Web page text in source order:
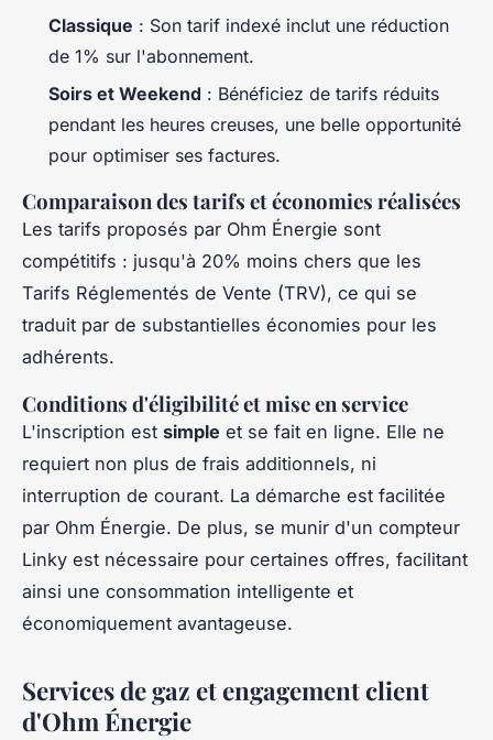
Classique : Son tarif indexé inclut une réduction
de 1% sur l'abonnement.
Soirs et Weekend : Bénéficiez de tarifs réduits
pendant les heures creuses, une belle opportunité
pour optimiser ses factures.
Comparaison des tarifs et économies réalisées
Les tarifs proposés par Ohm Énergie sont
compétitifs : jusqu'à 20% moins chers que les
Tarifs Réglementés de Vente (TRV), ce qui se
traduit par de substantielles économies pour les
adhérents.
Conditions d'éligibilité et mise en service
L'inscription est simple et se fait en ligne. Elle ne
requiert non plus de frais additionnels, ni
interruption de courant. La démarche est facilitée
par Ohm Énergie. De plus, se munir d'un compteur
Linky est nécessaire pour certaines offres, facilitant
ainsi une consommation intelligente et
économiquement avantageuse.
Services de gaz et engagement client
d'Ohm Énergie